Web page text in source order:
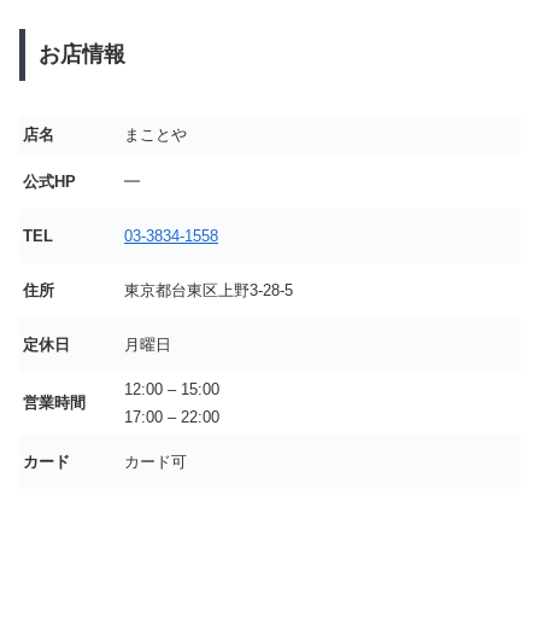
お店情報
店名 まことや
公式HP ━
TEL 03-3834-1558
住所 東京都台東区上野3-28-5
定休日 月曜日
営業時間
12:00 – 15:00
17:00 – 22:00
カード カード可